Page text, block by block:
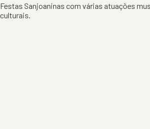
Festas Sanjoaninas com várias atuações
culturais.